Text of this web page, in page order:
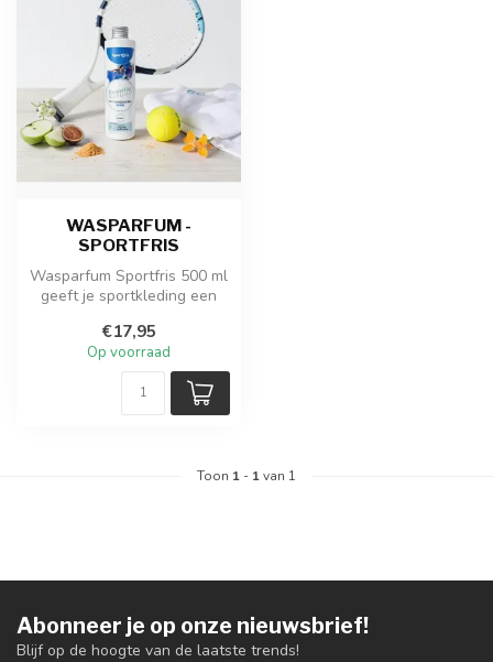
WASPARFUM -
SPORTFRIS
Wasparfum Sportfris 500 ml
geeft je sportkleding een
€17,95
Op voorraad
Toon 1 - 1van 1
Abonneer je op onze nieuwsbrief!
Blijf op de hoogte van de laatste trends!